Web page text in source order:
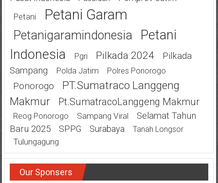
Petani Petani Garam
Petanigaramindonesia
Petani
Indonesia
Pgri Pilkada 2024
Pilkada
Sampang
Polda Jatim Polres Ponorogo
Ponorogo
PT.Sumatraco Langgeng
Makmur
Pt.SumatracoLanggeng Makmur
Reog Ponorogo Sampang Viral
Selamat Tahun
Baru 2025
SPPG Surabaya Tanah Longsor
Tulungagung
Our Sponsers